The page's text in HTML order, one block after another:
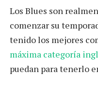
Los Blues son
comenzar su
tenido los mejores
máxima categoría
puedan para tenerlo